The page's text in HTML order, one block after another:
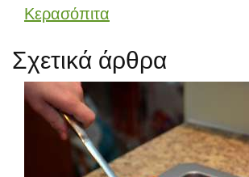
Κερασόπιτα
Σχετικά άρθρα